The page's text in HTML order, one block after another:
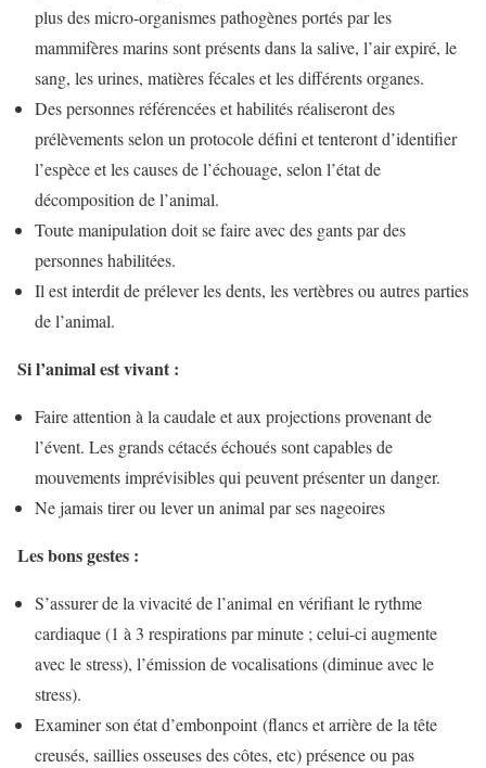
plus des micro-organismes pathogènes portés par les
mammifères marins sont présents dans la salive, l’air expiré, le
sang, les urines, matières fécales et les différents organes.
Des personnes référencées et habilités réaliseront des
prélèvements selon un protocole défini et tenteront d’identifier
l’espèce et les causes de l’échouage, selon l’état de
décomposition de l’animal.
Toute manipulation doit se faire avec des gants par des
personnes habilitées.
Il est interdit de prélever les dents, les vertèbres ou autres parties
de l’animal.
Si l’animal est vivant :
Faire attention à la caudale et aux projections provenant de
l’évent. Les grands cétacés échoués sont capables de
mouvements imprévisibles qui peuvent présenter un danger.
Ne jamais tirer ou lever un animal par ses nageoires
Les bons gestes :
S’assurer de la vivacité de l’animal en vérifiant le rythme
cardiaque (1 à 3 respirations par minute ; celui-ci augmente
avec le stress), l’émission de vocalisations (diminue avec le
stress).
Examiner son état d’embonpoint (flancs et arrière de la tête
creusés, saillies osseuses des côtes, etc) présence ou pas